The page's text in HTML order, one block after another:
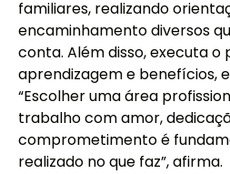
familiares, realizando
encaminhamento diversos
conta. Além disso, executa o
aprendizagem e benefícios,
“Escolher uma área
trabalho com amor,
comprometimento é
realizado no que faz”, afirma.